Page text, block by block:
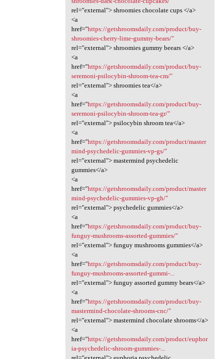
rel="external"> shroomies chocolate cups </a>
<a
href="https://getshroomsdaily.com/product/buy-
shroomies-cherry-lime-gummy-bears/"
rel="external"> shroomies gummy beears </a>
<a
href="https://getshroomsdaily.com/product/buy-
seremoni-psilocybin-shroom-tea-cm/"
rel="external"> shroomies tea</a>
<a
href="https://getshroomsdaily.com/product/buy-
seremoni-psilocybin-shroom-tea-gr/"
rel="external"> psilocybin shroom tea</a>
<a
href="https://getshroomsdaily.com/product/master
mind-psychedelic-gummies-vp-gs/"
rel="external"> mastermind psychedelic
gummies</a>
<a
href="https://getshroomsdaily.com/product/master
mind-psychedelic-gummies-vp-gh/"
rel="external"> psychedelic gummies</a>
<a
href="https://getshroomsdaily.com/product/buy-
funguy-mushrooms-assorted-gummies/"
rel="external"> funguy mushrooms gummies</a>
<a
href="https://getshroomsdaily.com/product/buy-
funguy-mushrooms-assorted-gummi-...
rel="external"> funguy assorted gummy bears</a>
<a
href="https://getshroomsdaily.com/product/buy-
mastermind-chocolate-shrooms-cnc/"
rel="external"> mastermind chocolate shrooms</a>
<a
href="https://getshroomsdaily.com/product/euphor
ia-psychedelic-shroom-gummies-...